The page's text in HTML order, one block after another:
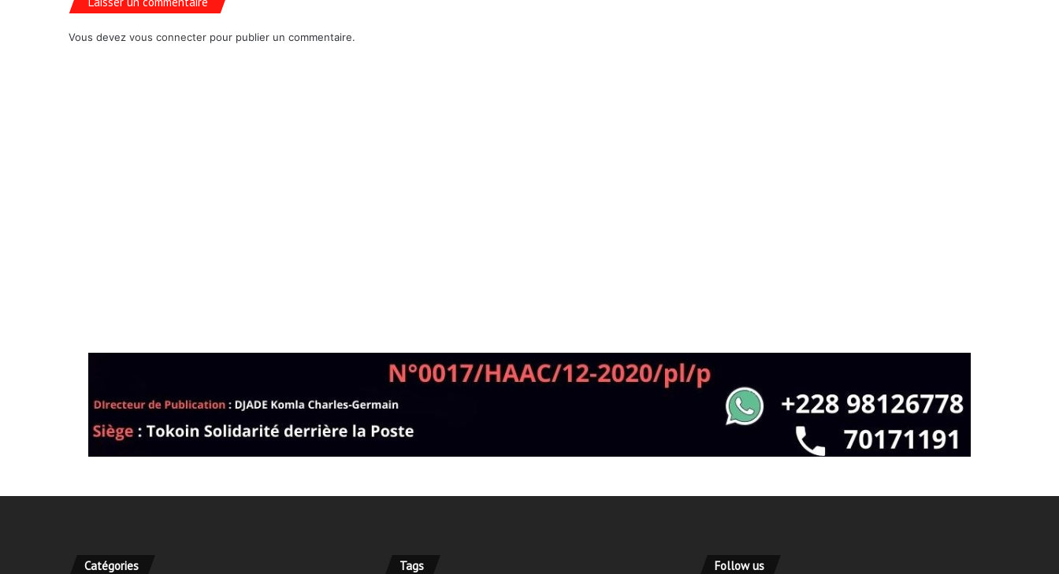
Vous devez vous connecter pour publier un commentaire.
Catégories Tags Follow us